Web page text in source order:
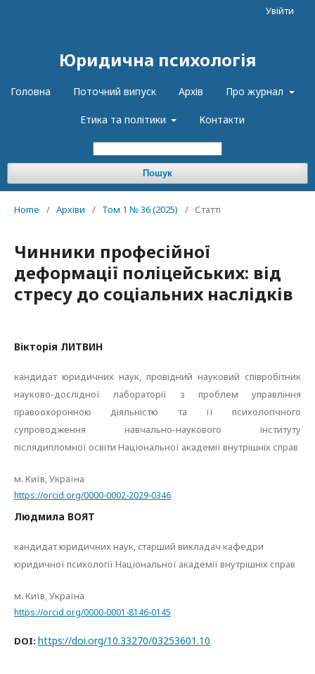
Юридична психологія
Головна Поточний випуск Архів Про журнал
Етика та політики Контакти
Пошук
Увійти
Home / Архіви / Том 1 № 36 (2025) / Статті
Чинники професійної
деформації поліцейських: від
стресу до соціальних наслідків
Вікторія ЛИТВИН
кандидат юридичних наук, провідний науковий співробітник
науково-дослідної лабораторії з проблем управління
правоохоронною діяльністю та її психологічного
супроводження навчально-наукового інституту
післядипломної освіти Національної академії внутрішніх справ
м. Київ, Україна
https://orcid.org/0000-0002-2029-0346
Людмила ВОЯТ
кандидат юридичних наук, cтарший викладач кафедри
юридичної психології Національної академії внутрішніх справ
м. Київ, Україна
https://orcid.org/0000-0001-8146-0145
DOI: https://doi.org/10.33270/03253601.10